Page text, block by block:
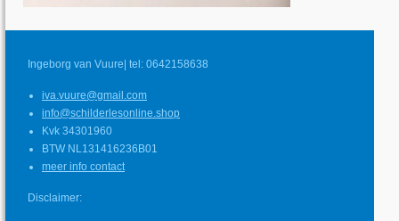
Ingeborg van Vuure| tel: 0642158638
iva.vuure@gmail.com
info@schilderlesonline.shop
Kvk 34301960
BTW NL131416236B01
meer info contact
Disclaimer: